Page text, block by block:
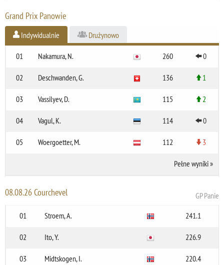
Grand Prix Panowie
Indywidualnie Drużynowo
01 Nakamura, N. 260 0
02 Deschwanden, G. 136 1
03 Vassilyev, D. 115 2
04 Vagul, K. 114 0
05 Woergoetter, M. 112 3
Pełne wyniki»
08.08.26 Courchevel
GP Panie
01
Stroem, A. 241.1
02 Ito, Y. 226.9
03 Midtskogen, I. 220.4